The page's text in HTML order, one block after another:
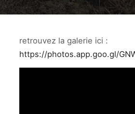
retrouvez la galerie ici :
https://photos.app.goo.gl/